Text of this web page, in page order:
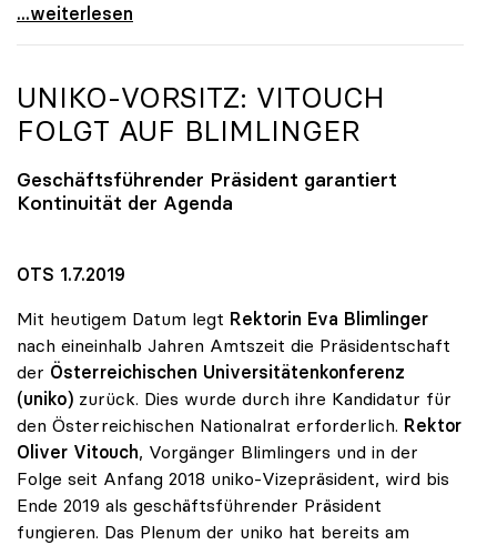
Uni-Zugang: uniko ortet „Verteilungsproblem\"
...weiterlesen
UNIKO-VORSITZ: VITOUCH
FOLGT AUF BLIMLINGER
Geschäftsführender Präsident garantiert
Kontinuität der Agenda
OTS 1.7.2019
Mit heutigem Datum legt Rektorin Eva Blimlinger
nach eineinhalb Jahren Amtszeit die Präsidentschaft
der Österreichischen Universitätenkonferenz
(uniko) zurück. Dies wurde durch ihre Kandidatur für
den Österreichischen Nationalrat erforderlich. Rektor
Oliver Vitouch, Vorgänger Blimlingers und in der
Folge seit Anfang 2018 uniko-Vizepräsident, wird bis
Ende 2019 als geschäftsführender Präsident
fungieren. Das Plenum der uniko hat bereits am